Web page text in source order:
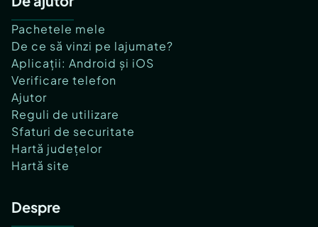
Pachetele mele
De ce să vinzi pe lajumate?
Aplicații: Android și iOS
Verificare telefon
Ajutor
Reguli de utilizare
Sfaturi de securitate
Hartă județelor
Hartă site
Despre